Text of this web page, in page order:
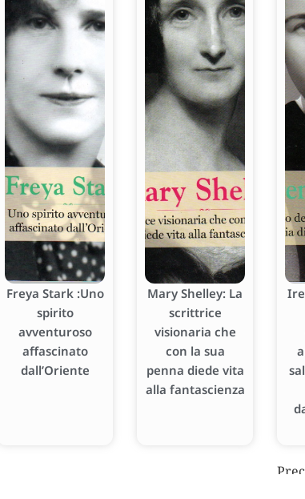
Freya Stark :Uno
spirito
avventuroso
affascinato
dall’Oriente
Mary Shelley: La
scrittrice
visionaria che
con la sua
penna diede vita
alla fantascienza